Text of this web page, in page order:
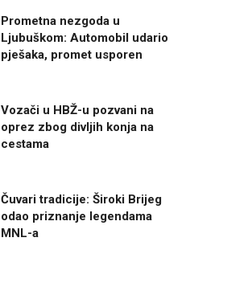
Prometna nezgoda u
Ljubuškom: Automobil udario
pješaka, promet usporen
Vozači u HBŽ-u pozvani na
oprez zbog divljih konja na
cestama
Čuvari tradicije: Široki Brijeg
odao priznanje legendama
MNL-a